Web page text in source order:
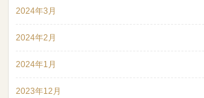
2024年3月
2024年2月
2024年1月
2023年12月